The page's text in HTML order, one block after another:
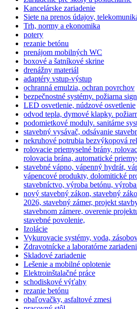
Kancelárske zariadenie
Siete na prenos údajov,
Trh, normy a ekonomika
potery
rezanie betónu
prenájom mobilných WC
boxové a šatníkové skrine
drenážny materiál
adaptéry vstup-výstup
ochranná emulzia, ochran povrchov
bezpečnostné systémy. požiarna
LED osvetlenie, núdzové osvetlenie
odvod tepla, dymové klapky.
podomietkové moduly. sanitárne
stavebný vysávač, odsávanie
nekruhové potrubia bezvýkopová
rolovacie priemyselné brány,
rolovacia brána, automatické
stavebné vápno, vápenný hydrát,
vápencové produkty, dolomitické
stavebníctvo, výroba betónu,
nový stavebný zákon, stavebný
2026, stavebný zámer, projekt
stavebnom zámere, overenie
stavebné povolenie,
Izolácie
Vykurovacie systémy, voda,
Zdravotnícke a laboratórne
Skladové zariadenie
Lešenie a mobilné oplotenie
Elektroinštalačné práce
schodiskové výťahy
rezanie betónu
obaľovačky, asfaltové zmesi